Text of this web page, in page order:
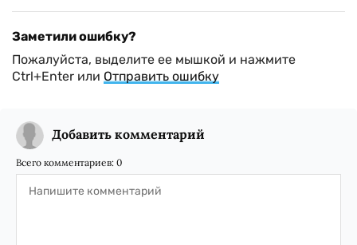
Заметили ошибку?
Пожалуйста, выделите ее мышкой и нажмите
Ctrl+Enter или Отправить ошибку
Добавить комментарий
Всего комментариев: 0